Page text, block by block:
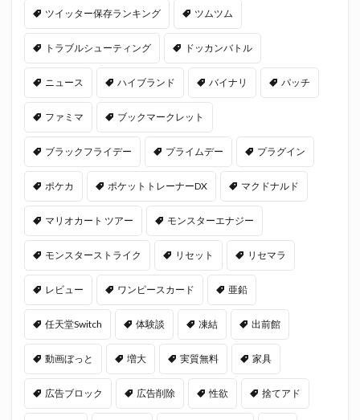
ツイッター保存ランキング ツムツム
トラブルシューティング ドッカンバトル
ニュース ハイブランド バイナリ パッチ
ファミマ ブックマークレット
ブラックフライデー プライムデー プラグイン
ポケカ ポケットトレーナーDX マクドナルド
マリオカート ツアー モンスターエナジー
モンスターストライク リセット リセマラ
レビュー ワンピースカード 亜鉛
任天堂Switch 体験談 凍結 出前館
動画ぼっと 増大 実質無料 家具
広告ブロック 広告削除 性欲 捨てアド